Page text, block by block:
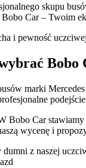
skupu
Car – Twoim
i pewność
Bobo
marki
Bobo Car
wycenę i
dumni z naszej